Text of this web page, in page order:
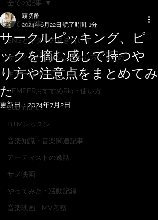
全ての記事
SNSとギターの向き合い方
サークルピッキングのやり方・まとめ
ギターについて
KEMPERおすすめRig・使い方
SubmitHub
DTMレッスン
音楽知識・音楽関連記事
アーティストの逸話
サメ映画
やってみた・活動記録
音楽映画、MV考察
全ての記事
サークルピッキング、ピ
ックを摘む感じで持つや
り方や注意点をまとめてみ
た
霧切酢
2024年6月22日 読了時間: 1分
更新日：2024年7月2日